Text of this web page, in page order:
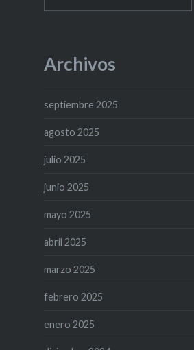
Archivos
septiembre 2025
agosto 2025
julio 2025
junio 2025
mayo 2025
abril 2025
marzo 2025
febrero 2025
enero 2025